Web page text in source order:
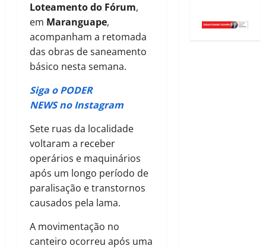
Loteamento do Fórum,
em Maranguape,
acompanham a retomada
das obras de saneamento
básico nesta semana.
Siga o PODER
NEWS no Instagram
Sete ruas da localidade
voltaram a receber
operários e maquinários
após um longo período de
paralisação e transtornos
causados pela lama.
A movimentação no
canteiro ocorreu após uma